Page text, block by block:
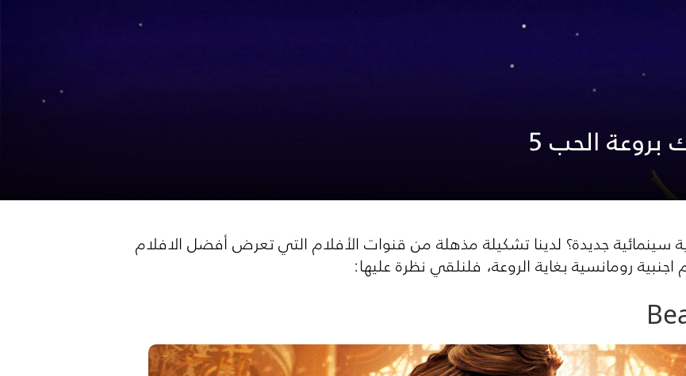
سينمائية جديدة؟ لدينا تشكيلة مذهلة من قنوات الأفلام التي تعرض أفضل الافلام